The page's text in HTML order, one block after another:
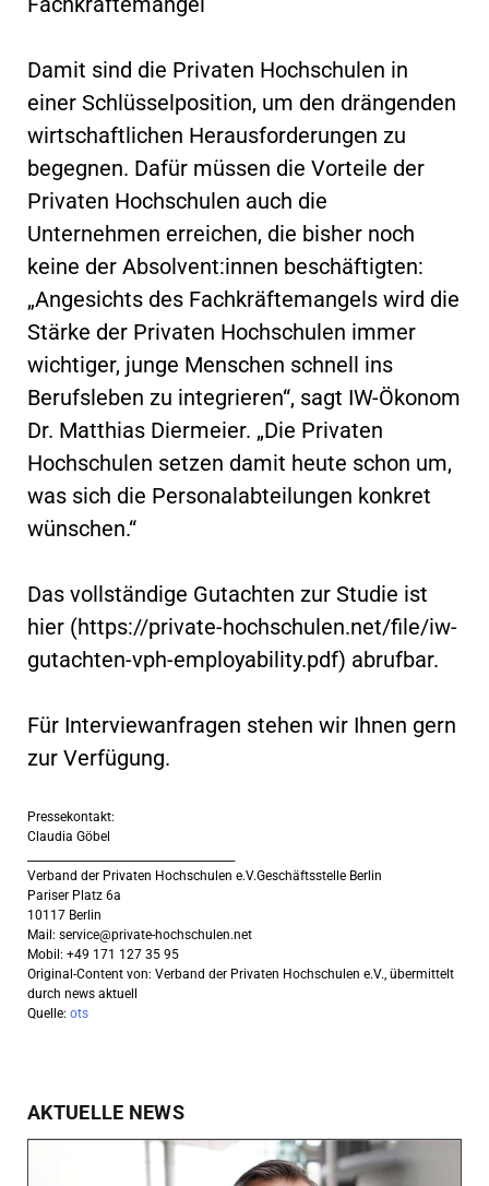
Damit sind die Privaten Hochschulen in
einer Schlüsselposition, um den drängenden
wirtschaftlichen Herausforderungen zu
begegnen. Dafür müssen die Vorteile der
Privaten Hochschulen auch die
Unternehmen erreichen, die bisher noch
keine der Absolvent:innen beschäftigten:
„Angesichts des Fachkräftemangels wird die
Stärke der Privaten Hochschulen immer
wichtiger, junge Menschen schnell ins
Berufsleben zu integrieren“, sagt IW-Ökonom
Dr. Matthias Diermeier. „Die Privaten
Hochschulen setzen damit heute schon um,
was sich die Personalabteilungen konkret
wünschen.“
Das vollständige Gutachten zur Studie ist
hier (https://private-hochschulen.net/file/iw-
gutachten-vph-employability.pdf) abrufbar.
Für Interviewanfragen stehen wir Ihnen gern
zur Verfügung.
Pressekontakt:
Claudia Göbel
Verband der Privaten Hochschulen e.V.Geschäftsstelle Berlin
Pariser Platz 6a
10117 Berlin
Mail: service@private-hochschulen.net
Mobil: +49 171 127 35 95
Original-Content von: Verband der Privaten Hochschulen e.V., übermittelt
durch news aktuell
Quelle: ots
AKTUELLE NEWS